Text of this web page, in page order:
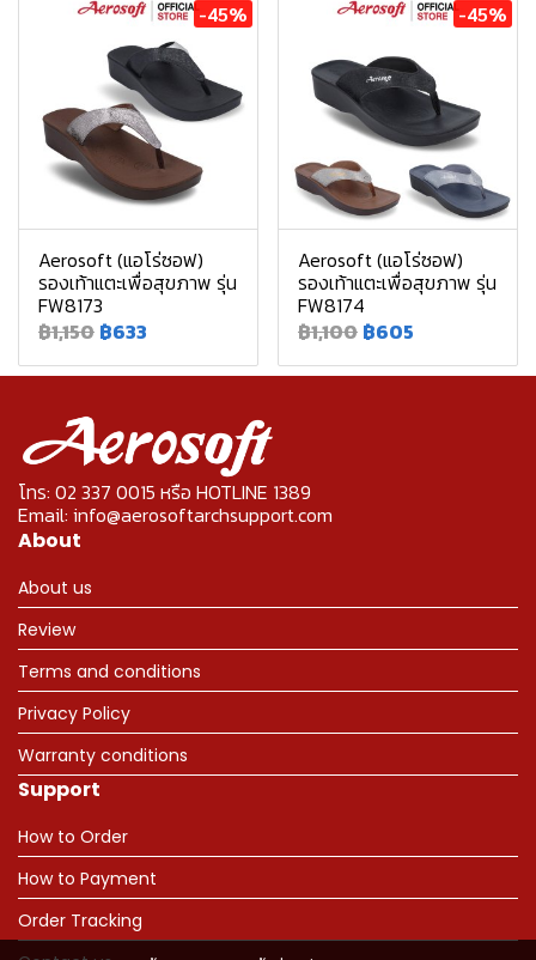
-45%
Aerosoft (แอโร่ซอฟ)
รองเท้าแตะเพื่อสุขภาพ รุ่น
FW8173
฿1,150 ฿633
-45%
Aerosoft (แอโร่ซอฟ)
รองเท้าแตะเพื่อสุขภาพ รุ่น
FW8174
฿1,100 ฿605
โทร: 02 337 0015 หรือ HOTLINE 1389
Email: info@aerosoftarchsupport.com
About
About us
Review
Terms and conditions
Privacy Policy
Warranty conditions
Support
How to Order
How to Payment
Order Tracking